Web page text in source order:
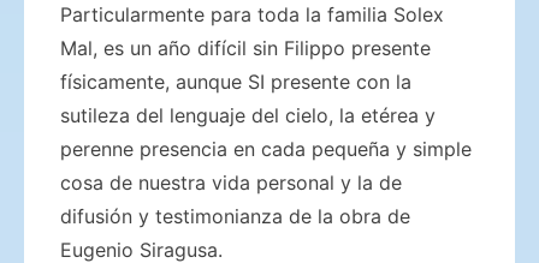
Particularmente para toda la familia Solex
Mal, es un año difícil sin Filippo presente
físicamente, aunque SI presente con la
sutileza del lenguaje del cielo, la etérea y
perenne presencia en cada pequeña y simple
cosa de nuestra vida personal y la de
difusión y testimonianza de la obra de
Eugenio Siragusa.